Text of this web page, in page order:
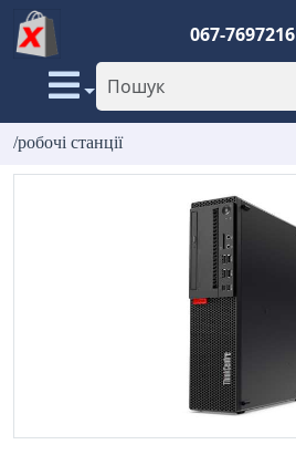
067-7697216
/робочі станції